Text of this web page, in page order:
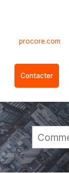
procore.com
Contacter